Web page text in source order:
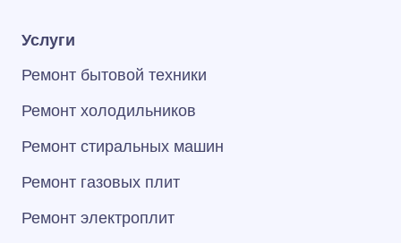
Услуги
Ремонт бытовой техники
Ремонт холодильников
Ремонт стиральных машин
Ремонт газовых плит
Ремонт электроплит